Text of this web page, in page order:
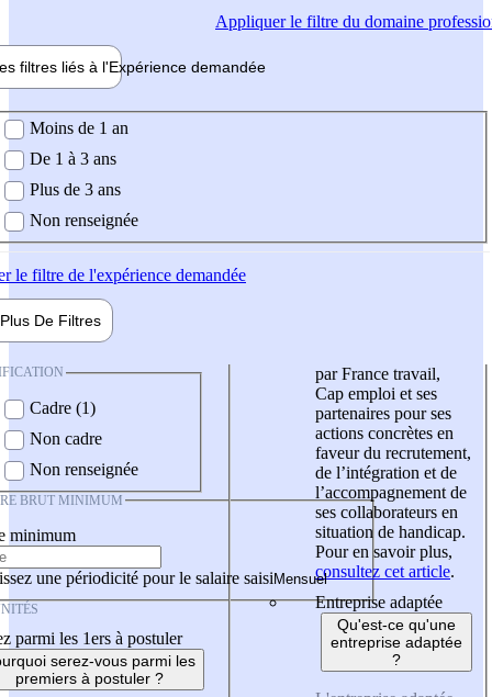
Appliquerle filtre du domaine
filtres liés à l'Expérience demandée
demandée
Moins de 1 an
De 1 à 3 ans
Plus de 3 ans
Non renseignée
le filtre de l'expérience demandée
Plus De Filtres
Cadre (1)
Non cadre
Non renseignée
BRUT MINIMUM
minimum
une périodicité pour le salaire saisi
parmi les 1ers à postuler
serez-vous parmi les
premiers à postuler ?
par France travail,
Cap emploi et ses
partenaires pour ses
actions concrètes en
faveur du recrutement,
de l’intégration et de
l’accompagnement de
ses collaborateurs en
situation de handicap.
Pour en savoir plus,
consultez cet article.
Entreprise adaptée
Qu'est-ce qu'une
entreprise adaptée
?